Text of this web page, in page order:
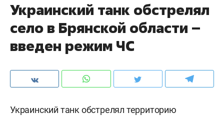
Украинский танк обстрелял
село в Брянской области –
введен режим ЧС
Украинский танк обстрелял территорию